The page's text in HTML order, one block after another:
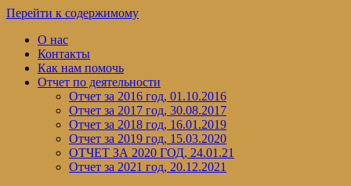
Перейти к содержимому
О нас
Контакты
Как нам помочь
Отчет по деятельности
Отчет за 2016 год, 01.10.2016
Отчет за 2017 год, 30.08.2017
Отчет за 2018 год, 16.01.2019
Отчет за 2019 год, 15.03.2020
ОТЧЕТ ЗА 2020 ГОД, 24.01.21
Отчет за 2021 год, 20.12.2021